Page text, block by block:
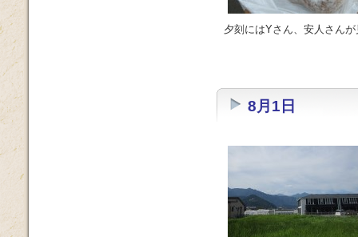
夕刻にはYさん、安人さん
8月1日